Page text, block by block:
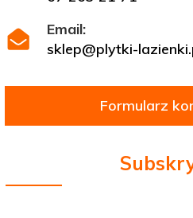
Email:
sklep@plytki-
Formularz